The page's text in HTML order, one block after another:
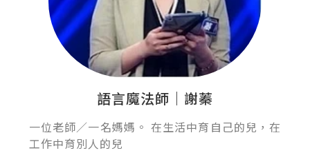
語言魔法師｜謝蓁
一位老師／一名媽媽。 在生活中育自己的兒，在
工作中育別人的兒